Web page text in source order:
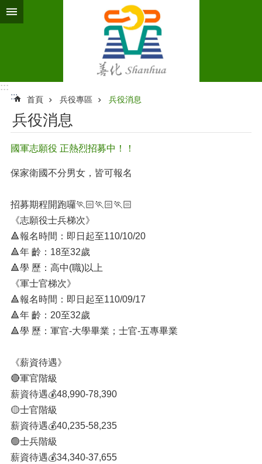
跳到主要內容區塊
:::
:::
首頁 兵役專區 兵役消息
兵役消息
國軍志願役 正熱烈招募中！！
保家衛國不分男女，皆可報名
招募期程開跑囉🏃🏻🏃🏻🏃🏻
《志願役士兵梯次》
🔺報名時間：即日起至110/10/20
🔺年 齡：18至32歲
🔺學 歷：高中(職)以上
《軍士官梯次》
🔺報名時間：即日起至110/09/17
🔺年 齡：20至32歲
🔺學 歷：軍官-大學畢業；士官-五專畢業
《薪資待遇》
🔴軍官階級
薪資待遇💰48,990-78,390
🟡士官階級
薪資待遇💰40,235-58,235
🟢士兵階級
薪資待遇💰34,340-37,655